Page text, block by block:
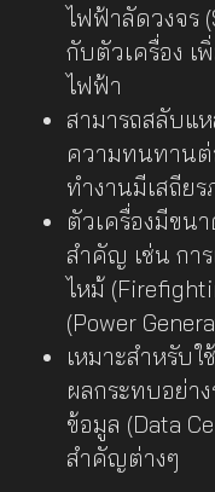
ไฟฟ้าลัดวงจร
กับตัวเครื่อง
ไฟฟ้า
สามารถสลับแ
ความทนทาน
ทำงานมีเสถีย
ตัวเครื่องมีขน
สำคัญ เช่น กา
ไหม้
(Power
เหมาะสำหรับ
ผลกระทบอย่า
ข้อมูล (Data
สำคัญต่างๆ